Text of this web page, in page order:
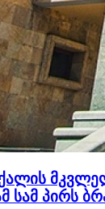
სამ პირს